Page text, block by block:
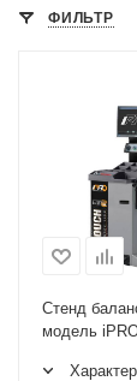
ФИЛЬТР
Стенд
модель